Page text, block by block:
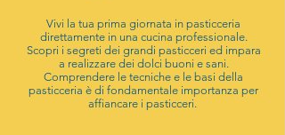
Vivi la tua prima giornata in pasticceria
direttamente in una cucina professionale.
Scopri i segreti dei grandi pasticceri ed impara
a realizzare dei dolci buoni e sani.
Comprendere le tecniche e le basi della
pasticceria è di fondamentale importanza per
affiancare i pasticceri.